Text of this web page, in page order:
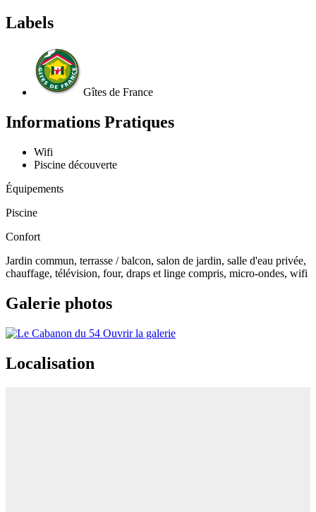
Labels
Gîtes de France
Informations Pratiques
Wifi
Piscine découverte
Équipements
Piscine
Confort
Jardin commun, terrasse / balcon, salon de jardin, salle d'eau privée,
chauffage, télévision, four, draps et linge compris, micro-ondes, wifi
Galerie photos
Ouvrir la galerie
Localisation